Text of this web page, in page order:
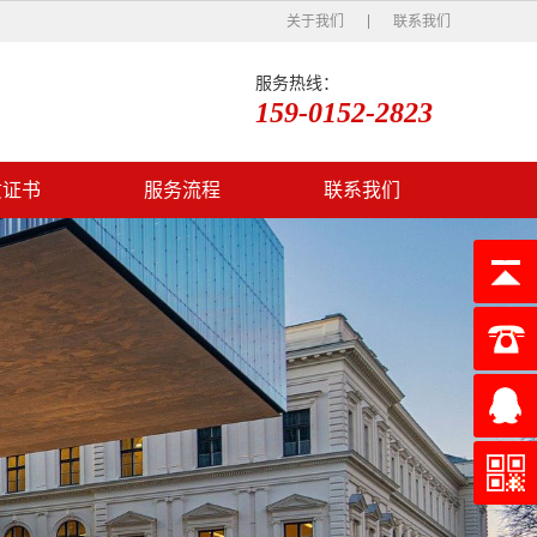
关于我们 联系我们
服务热线：
159-0152-2823
书 服务流程 联系我们